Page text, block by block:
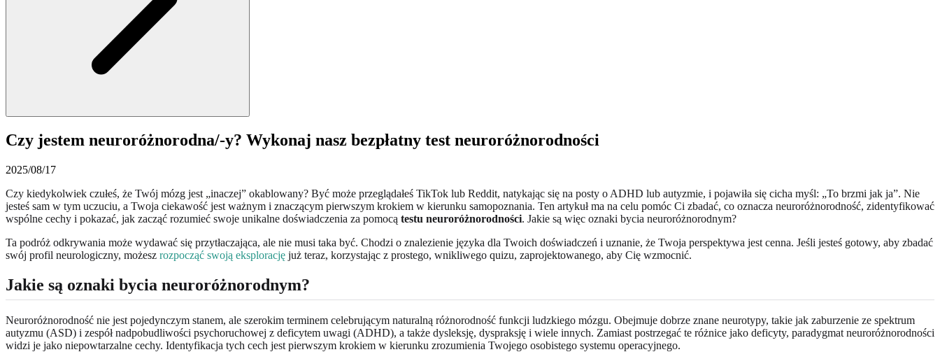
Czy jestem neuroróżnorodna/-y? Wykonaj nasz bezpłatny test neuroróżnorodności
2025/08/17
Czy kiedykolwiek czułeś, że Twój mózg jest „inaczej” okablowany? Być może przeglądałeś TikTok lub Reddit, natykając się na posty o ADHD lub autyzmie, i pojawiła się cicha myśl: „To brzmi jak ja”. Nie
jesteś sam w tym uczuciu, a Twoja ciekawość jest ważnym i znaczącym pierwszym krokiem w kierunku samopoznania. Ten artykuł ma na celu pomóc Ci zbadać, co oznacza neuroróżnorodność, zidentyfikować
wspólne cechy i pokazać, jak zacząć rozumieć swoje unikalne doświadczenia za pomocą testu neuroróżnorodności. Jakie są więc oznaki bycia neuroróżnorodnym?
Ta podróż odkrywania może wydawać się przytłaczająca, ale nie musi taka być. Chodzi o znalezienie języka dla Twoich doświadczeń i uznanie, że Twoja perspektywa jest cenna. Jeśli jesteś gotowy, aby zbadać
swój profil neurologiczny, możesz rozpocząć swoją eksplorację już teraz, korzystając z prostego, wnikliwego quizu, zaprojektowanego, aby Cię wzmocnić.
Jakie są oznaki bycia neuroróżnorodnym?
Neuroróżnorodność nie jest pojedynczym stanem, ale szerokim terminem celebrującym naturalną różnorodność funkcji ludzkiego mózgu. Obejmuje dobrze znane neurotypy, takie jak zaburzenie ze spektrum
autyzmu (ASD) i zespół nadpobudliwości psychoruchowej z deficytem uwagi (ADHD), a także dysleksję, dyspraksję i wiele innych. Zamiast postrzegać te różnice jako deficyty, paradygmat neuroróżnorodności
widzi je jako niepowtarzalne cechy. Identyfikacja tych cech jest pierwszym krokiem w kierunku zrozumienia Twojego osobistego systemu operacyjnego.